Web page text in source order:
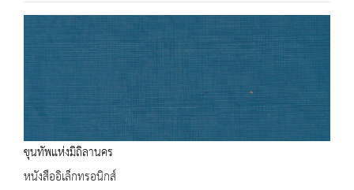
ขุนทัพแห่งมิถิลานคร
หนังสืออิเล็กทรอนิกส์